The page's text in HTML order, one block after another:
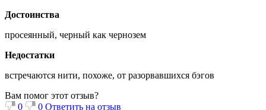
Достоинства
просеянный, черный как чернозем
Недостатки
встречаются нити, похоже, от разорвавшихся бэгов
Вам помог этот отзыв?
0
0 Ответить на отзыв